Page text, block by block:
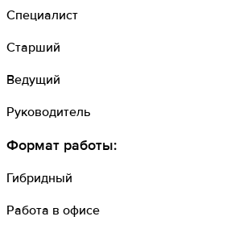
Специалист
Старший
Ведущий
Руководитель
Формат работы:
Гибридный
Работа в офисе